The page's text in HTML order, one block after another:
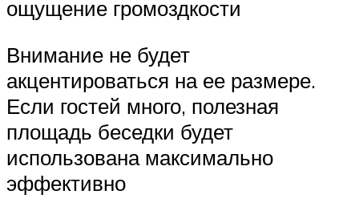
ощущение громоздкости
Внимание не будет
акцентироваться на ее размере.
Если гостей много, полезная
площадь беседки будет
использована максимально
эффективно